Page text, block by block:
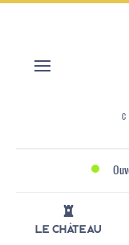
Aller
LE CHÂTEAU
Panneau de gestion